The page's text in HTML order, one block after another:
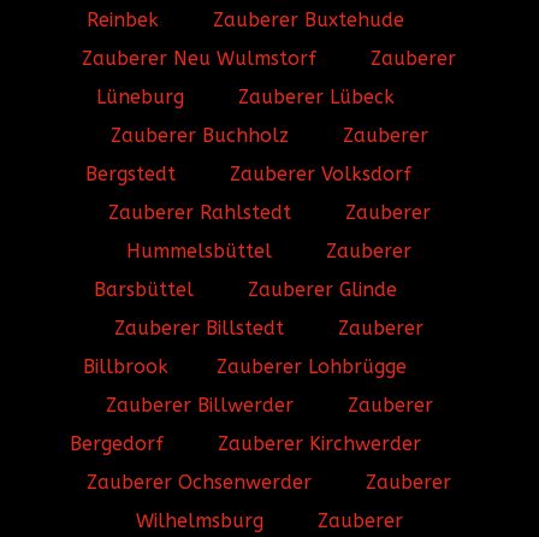
Reinbek
Zauberer Buxtehude
Zauberer Neu Wulmstorf
Zauberer
Lüneburg
Zauberer Lübeck
Zauberer Buchholz
Zauberer
Bergstedt
Zauberer Volksdorf
Zauberer Rahlstedt
Zauberer
Hummelsbüttel
Zauberer
Barsbüttel
Zauberer Glinde
Zauberer Billstedt
Zauberer
Billbrook
Zauberer Lohbrügge
Zauberer Billwerder
Zauberer
Bergedorf
Zauberer Kirchwerder
Zauberer Ochsenwerder
Zauberer
Wilhelmsburg
Zauberer